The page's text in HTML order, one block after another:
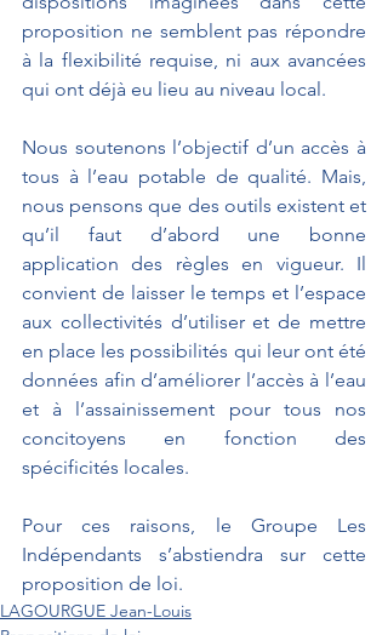
proposition ne semblent pas répondre
à la flexibilité requise, ni aux avancées
qui ont déjà eu lieu au niveau local.
Nous soutenons l’objectif d’un accès à
tous à l’eau potable de qualité. Mais,
nous pensons que des outils existent et
qu’il faut d’abord une bonne
application des règles en vigueur. Il
convient de laisser le temps et l’espace
aux collectivités d’utiliser et de mettre
en place les possibilités qui leur ont été
données afin d’améliorer l’accès à l’eau
et à l’assainissement pour tous nos
concitoyens en fonction des
spécificités locales.
Pour ces raisons, le Groupe Les
Indépendants s’abstiendra sur cette
proposition de loi.
LAGOURGUE Jean-Louis